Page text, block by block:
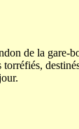
de la gare-
torréfiés,